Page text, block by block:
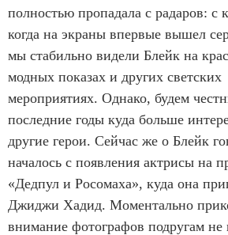
полностью пропадала с радаров: с
когда на экраны впервые вышел
мы стабильно видели Блейк на
модных показах и других светских
мероприятиях. Однако, будем
последние годы куда больше
другие герои. Сейчас же о Блейк
началось с появления актрисы на
«Дедпул и Росомаха», куда она
Джиджи Хадид. Моментально
внимание фотографов подругам